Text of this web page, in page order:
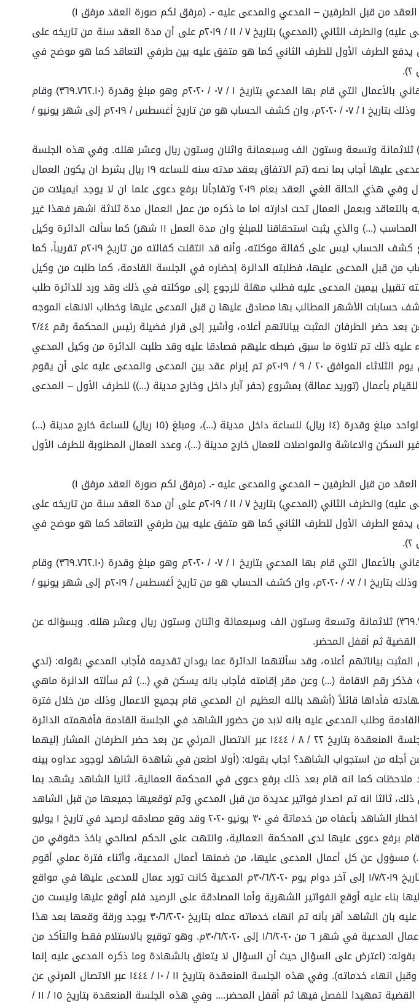
(٤) وعلى أثر هذا الاتفاق والتعاقد تم إبرام عقد (عقد إيجار عمالة) بين الطرف الأول (المدعى عليه) والطرف الثاني (المدعي) بتاريخ ٧ / ١١ / ٢٠١٩م على أن مدة العقد سنة من تاريخه على
يدفع الطرف الأول للطرف الثاني كما هو متفق عليه بين طرفي التعاقد كما هو موضح في
(٥) قام الطرف الثاني (المدعي) بتنفيذ ما التزم به في العقد، وتم تحرير كشف حاسب نهائي بالأعمال التي قام بها المدعي بتاريخ ١ / ٠٧ / ٢٠٢٠م وهو مبلغ وقدرة (٣٦٩.٧٦٢.١٠) وقام
المدعى عليه بالمصادقة عليها بالتوقيع عليها من قبل (...) والذي يعمل لدى المدعى عليها، وذلك بتاريخ ١ / ٠٧ / ٢٠٢٠م، وان كشف الحساب هو من تاريخ أغسطس / ٢٠١٩م إلى شهر يونيو /
نلتمس من فضيلتكم الزام المدعى عليه بدفع قيمة التوريد بمبلغ وقدرة (٣٦٩.٧٦٢.١٠) ثلاثمائة وتسعة وستون الف وسبعمائة واثنان وستون ريال وعشر هلله. وفي هذه الجلسة
المنعقدة بتاريخ ٢٨ / ١١ / ١٤٤٣ حضر الطرفان المشار إليهم أعلاه، وبطلب الجواب من وكيل المدعى عليها أجاب بما نصه (تم الاتفاق بعقد مدته سنه للساعه ١٩ ريال بشرط ان يكون العمال
ع الكفالة استمر معي ٣ اشهر وتم دفع رواتب العمال ومن ثم اختفى ولا يرد على الجوال وفي هذي الحالة الغي العقد بعام ٢٠١٩ وتفاجأنا برفع دعوى علما ان لا يوجد ايميلات من
وبعمل العمال تحت ادارته اما ما ذكره من عمل العمال مدة ثلاثة اشهر فهذا غير
صحيح ومما يثبت ذلك كشف الحساب المرفق بالدعوى والموقع من طرف المدعى عليه عبر المحاسب (...) والذي يثبت استحقاقنا للمبلغ وان مدة العمل ١١ شهر) كما سألت الدائرة وكيل
المدعى عليه عن كشف الحساب الموقع من قبل المحاسب (...) فأجاب بأنه في تاريخ توقيع كشف الحساب ليس على كفالة موكلته، وأنه قد انتقلت كفالته من تاريخ ٢٠١٩م تقريباً، كما
قبل المدعى عليها، فطلبته الدائرة إحضاره في الجلسة القادمة، كما طلبت من وكيل
تقبيل بيمين المدعى عليه فطلب مهلة للرجوع إلى موكلته في ذلك وقد ورد للدائرة طلب
على الدعو مرفق لفضيلتكم كشف حسابات الأشهر المطالب بها مصادق عليها ن قبل المدعى عليها وخطاب الانهاء الموجه
الى المحاسب (...) وفي هذه الجلسة المنعقدة بتاريخ ٢٥ / ٦ / ١٤٤٤ عبر الاتصال المرئي عن بعد حضر الطرفان المثبت بياناتهم أعلاه، وأشير إلى قرار فضيلة رئيس المحكمة رقم ٢/٤٤
٦/١٤٤٤ بتكليفي بالعمل في الدائرة التجارية الثانية اعتبارا من تاريخ ١٥/٦/١٤٤٤ وبناء عليه ذلك تم تلاوة ما سبق ضبطه عليهم فصادقا عليه وقد طلبت الدائرة من وكيل المدعي
تقديم مذكرة بتحرير دعوى موكله وحصر طلباته وبيناته، فقدم المذكرة التالية: (١) إنه في يوم الثلاثاء الموافق ٢٠ / ٩ / ٢٠١٩م تم إبرام عقد بين المدعى والمدعى عليه على أن يقوم
بأعمال (توريد عمالة) بمشروع (حفر آبار داخل وخارج مدينة (...)) للطرف الأول – المدعى
(٢) وتم الاتفاق على أيام العمل (٢٦) يوماً في الشهر، وأن قيمة العقد للعامل مساعد الواحد مبلغ وقدرة (١٤ ريال) للساعة داخل مدينة (...)، ومبلغ (١٥ ريال) للساعة خارج مدينة (...)
المدعى عليه – بتوفير السكن والاعاشة والمواصلات للعمال خارج مدينة (...)، وعدد العمال المطلوبة للطرف الأول
(٤) وعلى أثر هذا الاتفاق والتعاقد تم إبرام عقد (عقد إيجار عمالة) بين الطرف الأول (المدعى عليه) والطرف الثاني (المدعي) بتاريخ ٧ / ١١ / ٢٠١٩م على أن مدة العقد سنة من تاريخه على
يدفع الطرف الأول للطرف الثاني كما هو متفق عليه بين طرفي التعاقد كما هو موضح في
(٥) قام الطرف الثاني (المدعي) بتنفيذ ما التزم به في العقد، وتم تحرير كشف حاسب نهائي بالأعمال التي قام بها المدعي بتاريخ ١ / ٠٧ / ٢٠٢٠م وهو مبلغ وقدرة (٣٦٩.٧٦٢.١٠) وقام
المدعى عليه بالمصادقة عليها بالتوقيع عليها من قبل (...)والذي يعمل لدى المدعى عليها، وذلك بتاريخ ١ / ٠٧ / ٢٠٢٠م، وان كشف الحساب هو من تاريخ أغسطس / ٢٠١٩م إلى شهر يونيو /
(٦) وعليه نلتمس من فضيلتكم الزام المدعى عليه بدفع قيمة التوريد بمبلغ وقدرة (٣٦٩.٧٦٢.١٠) ثلاثمائة وتسعة وستون الف وسبعمائة واثنان وستون ريال وعشر هلله. وبسؤاله عن
ثم أقفل المحضر.
المرئي عن بعد حضر الطرفان المثبت بياناتهم أعلاه، وقد سألتهما الدائرة عما يودان تقديمه فأجاب المدعي بقوله: (لدي
رقم الاقامة (...) وعن مقر إقامته فأجاب بانه يسكن في (...) ثم سألته الدائرة ماهي
فأداها قائلاً (أشهد بالله العظيم ان المدعي قام بجميع الاعمال وذلك من خلال فترة
وطلب المدعى عليه بانه لابد من حضور الشاهد في الجلسة القادمة فأفهمته الدائرة
بالحضور فاستعد بذلك وعليه قررت الدائرة تحديد موعد آخر ثم أقفل المحضر.وفي هذه الجلسة المنعقدة بتاريخ ٢٢ / ٨ / ١٤٤٤ عبر الاتصال المرئي عن بعد حضر الطرفان المشار إليهما
أجله من استجواب الشاهد؟ اجاب بقوله: (أولا اطعن في شاهدة الشاهد لوجود عداوه بينه
كما انه قام بعد ذلك برفع دعوى في المحكمة العمالية، ثانيا الشاهد يشهد بما
ثالثا انه تم اصدار فواتير عديدة من قبل المدعي وتم توقعيها جميعها من قبل الشاهد
كما تم توقيع اكثر من ثلاث نسخ في نفس التاريخ لمطابقة الرصيد بمبالغ مختلفة رابعا تم اخطار الشاهد بأعفاه من خدماتة في ٣٠ يونيو ٢٠٢٠ وقد وقع مصادقه لرصيد في تاريخ ١ يوليو
برفع دعوى عليها لدى المحكمة العمالية، وانتهت على الحكم لصالحي باخذ حقوقي من
عن كل أعمال المدعى عليها، من ضمنها أعمال المدعية، وأثناء فترة عملي أقوم
بتوقيع الأعمال التي نفذت شهريا وإرسالها للمكتب الرئيسي كنت مع المدعى عليها من تاريخ ١/٧/٢٠١٩ إلى آخر دوام يوم ٣٠/٦/٢٠٢٠م المدعية كانت تورد عمال للمدعى عليها في مواقع
بناء عليه أوقع الفواتير الشهرية وأما المصادقة على الرصيد فلم أوقع عليها وليست من
اختصاصي بل من اختصاص المحاسب أنا فقط قمت بتوقيع المستخلصات، ثم عقب المدعى عليه بان الشاهد أقر بأنه تم انهاء خدماته عمله بتاريخ ٣٠/٦/٢٠٢٠ يوجد ورقة وقعها بعد هذا
التاريخ أي بتاريخ ١/٧/٢٠٢٠ ؟ وبعرض ذلك على الشاهد أجاب بقوله هي الإعمال التي تخص أعمال المدعية في شهر ٦ من ١/٦/٢٠٢٠ إلى ٣٠/٦/٢٠٢٠م. وهو توقيع بالاستلام فقط والتأكد من
(اعترض على السؤال حيث أن السؤال لا يتعلق بالشهادة وما ذكره المدعى عليه إنما
هي مطالبة بحقوق وليست عداوة وقد تم التوقيع على كشف الحساب اثناء عمل الشاهد وقبل انهاء خدماته). وفي هذه الجلسة المنعقدة بتاريخ ١١ / ١٠ / ١٤٤٤ عبر الاتصال المرئي عن
بعد حضر الطرفان وقررا الاكتفاء بما سبق تقديمه وعليه قررت الدائرة تحديد موعد لدراسة القضية تمهيدا للفصل فيها ثم أقفل المحضر.... وفي هذه الجلسة المنعقدة بتاريخ ١٥ / ١١ /